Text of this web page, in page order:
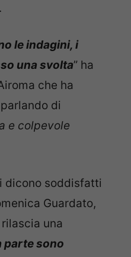
le indagini, i
una svolta” ha
che ha
di
e colpevole
dicono soddisfatti
Guardato,
una
parte sono